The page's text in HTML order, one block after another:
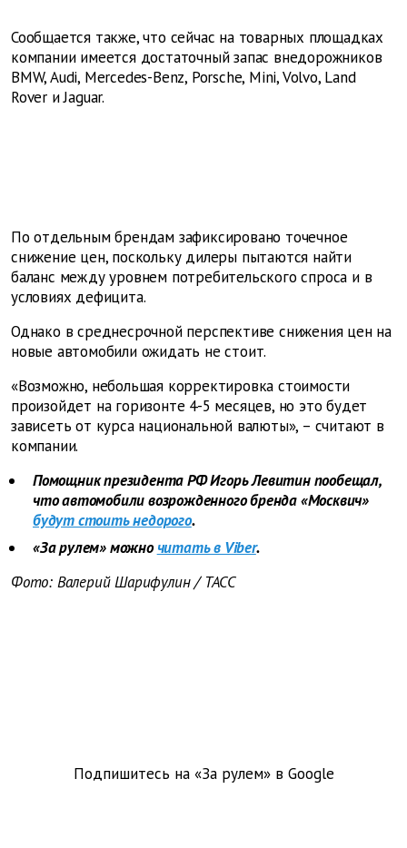
Сообщается также, что сейчас на товарных площадках
компании имеется достаточный запас внедорожников
BMW, Audi, Mercedes-Benz, Porsche, Mini, Volvo, Land
Rover и Jaguar.
По отдельным брендам зафиксировано точечное
снижение цен, поскольку дилеры пытаются найти
баланс между уровнем потребительского спроса и в
условиях дефицита.
Однако в среднесрочной перспективе снижения цен на
новые автомобили ожидать не стоит.
«Возможно, небольшая корректировка стоимости
произойдет на горизонте 4-5 месяцев, но это будет
зависеть от курса национальной валюты», – считают в
компании.
Помощник президента РФ Игорь Левитин пообещал,
что автомобили возрожденного бренда «Москвич»
будут стоить недорого.
«За рулем» можно читать в Viber.
Фото: Валерий Шарифулин / ТАСС
Подпишитесь на «За рулем» в Google